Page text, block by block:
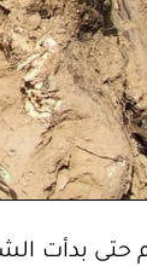
حتى بدأت